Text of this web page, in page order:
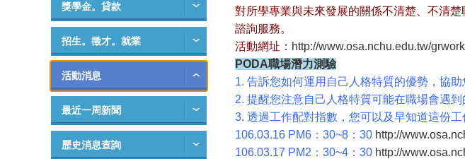
獎學金。貸款
招生。徵才。就業
活動消息
最近一周新聞
歷史消息查詢
對所學專業與未來發展的關係不清楚、不清
諮詢服務。
活動網址： http://www.osa.nchu.edu.tw/
PODA職場潛力測驗
1. 告訴您如何運用自己人格特質的優勢，協助
2. 提醒您注意自己人格特質可能在職場會遇到
3. 透過工作配對指數，您可以及早知道這份工
106.03.16 PM6：30~8：30 http://
106.03.17 PM2：30~4：30 http://